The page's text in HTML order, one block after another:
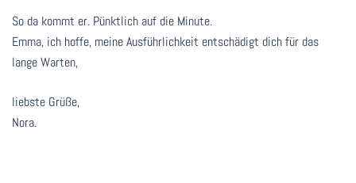
So da kommt er. Pünktlich auf die Minute.
Emma, ich hoffe, meine Ausführlichkeit entschädigt dich für das
lange Warten,
liebste Grüße,
Nora.